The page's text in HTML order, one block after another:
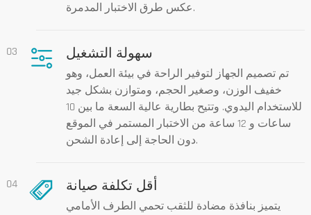
عكس طرق الاختبار المدمرة.
03 سهولة التشغيل
تم تصميم الجهاز لتوفير الراحة في بيئة العمل، وهو
خفيف الوزن، وصغير الحجم، ومتوازن بشكل جيد
للاستخدام اليدوي. وتتيح بطارية عالية السعة ما بين 10
ساعات و 12 ساعة من الاختبار المستمر في الموقع
دون الحاجة إلى إعادة الشحن.
04 أقل تكلفة صيانة
يتميز بنافذة مضادة للثقب تحمي الطرف الأمامي